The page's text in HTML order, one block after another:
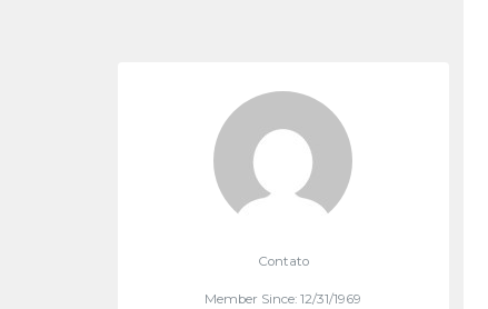
Contato
Member Since: 12/31/1969